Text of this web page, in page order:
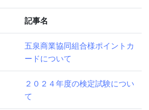
記事名
五泉商業協同組合様ポイントカ
ードについて
２０２４年度の検定試験につい
て